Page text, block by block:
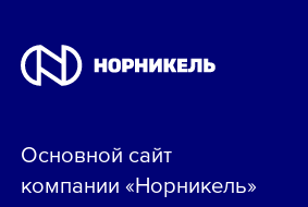
Основной сайт
компании «Норникель»